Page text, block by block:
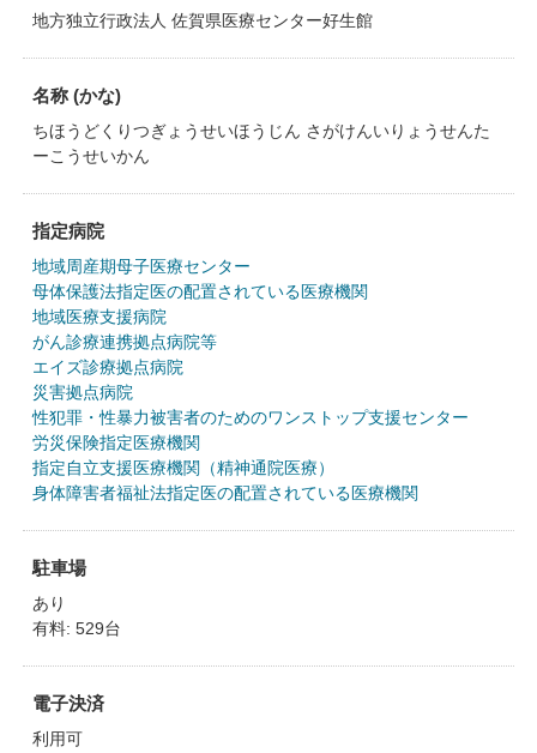
地方独立行政法人 佐賀県医療センター好生館
名称 (かな)
ちほうどくりつぎょうせいほうじん さがけんいりょうせんた
ーこうせいかん
指定病院
地域周産期母子医療センター
母体保護法指定医の配置されている医療機関
地域医療支援病院
がん診療連携拠点病院等
エイズ診療拠点病院
災害拠点病院
性犯罪・性暴力被害者のためのワンストップ支援センター
労災保険指定医療機関
指定自立支援医療機関（精神通院医療）
身体障害者福祉法指定医の配置されている医療機関
駐車場
あり
有料: 529台
電子決済
利用可